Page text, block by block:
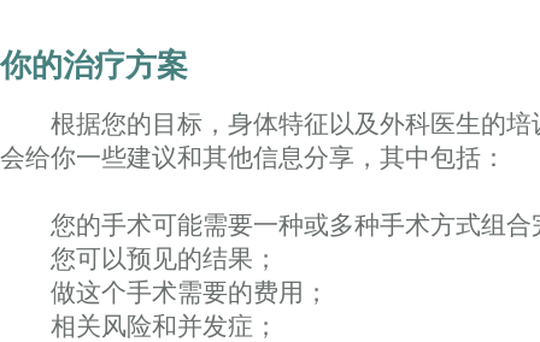
你的治疗方案
根据您的目标，身体特征以及外科医生的培
会给你一些建议和其他信息分享，其中包括：
您的手术可能需要一种或多种手术方式组合
您可以预见的结果；
做这个手术需要的费用；
相关风险和并发症；